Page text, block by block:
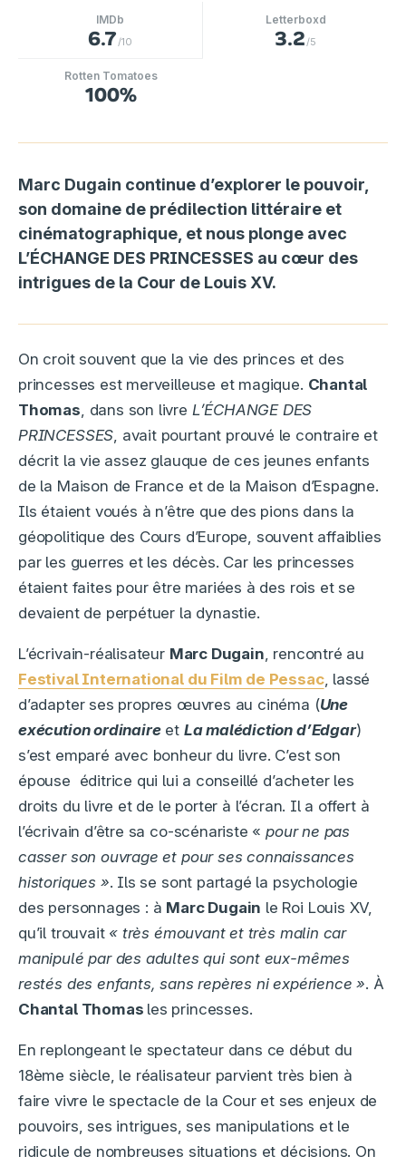
IMDb
6.7/10
Letterboxd
3.2/5
Rotten Tomatoes
100%
Marc Dugain continue d’explorer le pouvoir,
son domaine de prédilection littéraire et
cinématographique, et nous plonge avec
L’ÉCHANGE DES PRINCESSES au cœur des
intrigues de la Cour de Louis XV.
On croit souvent que la vie des princes et des
princesses est merveilleuse et magique. Chantal
Thomas , dans son livre L’ÉCHANGE DES
PRINCESSES , avait pourtant prouvé le contraire et
décrit la vie assez glauque de ces jeunes enfants
de la Maison de France et de la Maison d’Espagne.
Ils étaient voués à n’être que des pions dans la
géopolitique des Cours d’Europe, souvent affaiblies
par les guerres et les décès. Car les princesses
étaient faites pour être mariées à des rois et se
devaient de perpétuer la dynastie.
L’écrivain-réalisateur Marc Dugain , rencontré au
Festival International du Film de Pessac, lassé
d’adapter ses propres œuvres au cinéma (Une
exécution ordinaireet La malédiction d’Edgar)
s’est emparé avec bonheur du livre. C’est son
épouse éditrice qui lui a conseillé d’acheter les
droits du livre et de le porter à l’écran. Il a offert à
l’écrivain d’être sa co-scénariste «pour ne pas
casser son ouvrage et pour ses connaissances
historiques ». Ils se sont partagé la psychologie
des personnages : à Marc Dugain le Roi Louis XV,
qu’il trouvait« très émouvant et très malin car
manipulé par des adultes qui sont eux-mêmes
restés des enfants, sans repères ni expérience ». À
Chantal Thomas les princesses.
En replongeant le spectateur dans ce début du
18ème siècle, le réalisateur parvient très bien à
faire vivre le spectacle de la Cour et ses enjeux de
pouvoirs, ses intrigues, ses manipulations et le
ridicule de nombreuses situations et décisions. On